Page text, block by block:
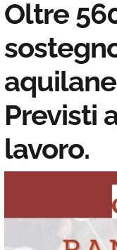
Oltre
Previsti
lavoro.